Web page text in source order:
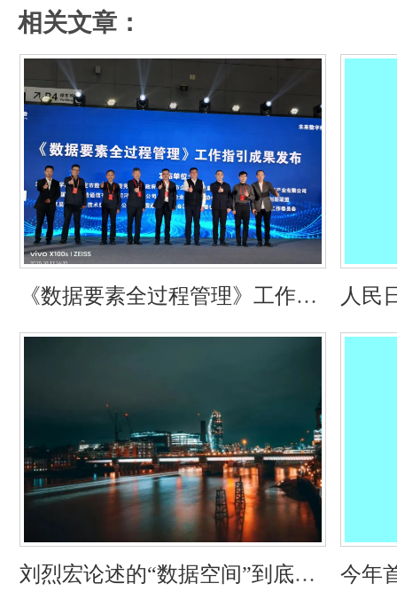
相关文章：
《数据要素全过程管理》工作指
人民
刘烈宏论述的“数据空间”到底是
今年